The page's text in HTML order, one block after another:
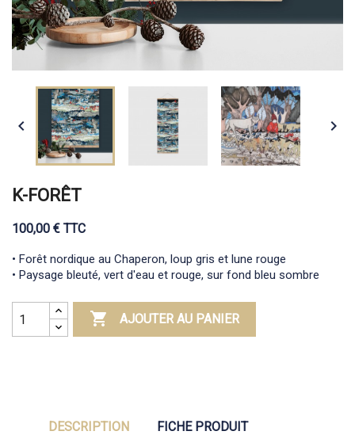
 
K-FORÊT
100,00 € TTC
• Forêt nordique au Chaperon, loup gris et lune rouge
• Paysage bleuté, vert d'eau et rouge, sur fond bleu sombre
 AJOUTER AU PANIER
DESCRIPTION FICHE PRODUIT